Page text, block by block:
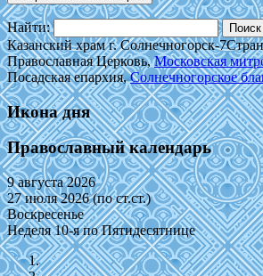
Найти:
Казанский храм г. Солнечногорск-7
Православная Церковь,Московская
Посадская епархия,Солнечногорское
Икона дня
Православный календарь
9 августа 2026
27 июля 2026 (по ст.ст.)
Воскресенье
Неделя 10-я по Пятидесятнице